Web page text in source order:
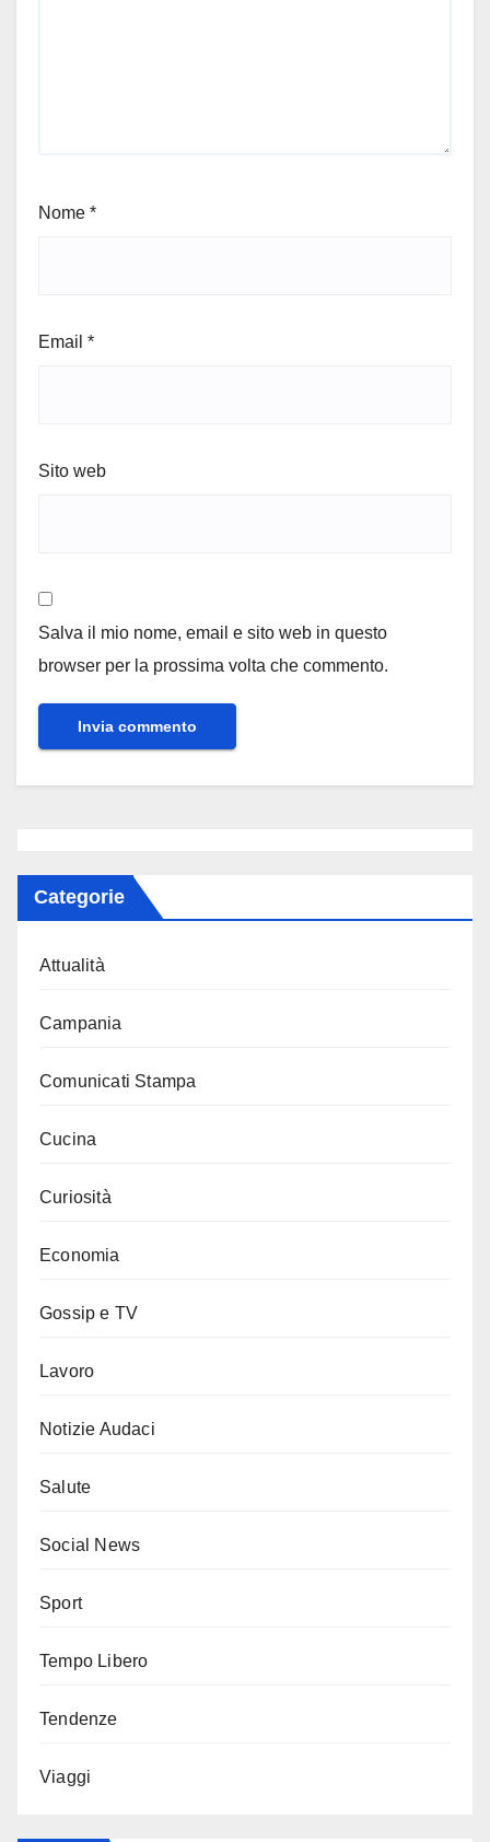
Nome *
Email *
Sito web
Salva il mio nome, email e sito web in questo
browser per la prossima volta che commento.
Categorie
Attualità
Campania
Comunicati Stampa
Cucina
Curiosità
Economia
Gossip e TV
Lavoro
Notizie Audaci
Salute
Social News
Sport
Tempo Libero
Tendenze
Viaggi